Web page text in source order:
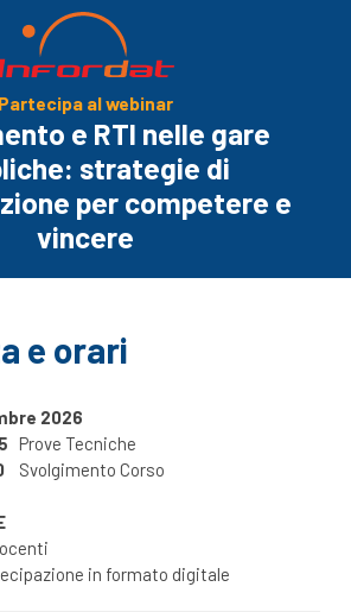
Partecipa al webinar
e RTI nelle gare
strategie di
per competere e
vincere
e orari
2026
Prove Tecniche
Svolgimento Corso
in formato digitale